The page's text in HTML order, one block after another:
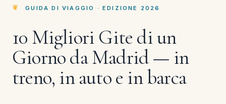
GUIDA DI VIAGGIO · EDIZIONE 2026
10 Migliori Gite di un
Giorno da Madrid — in
treno, in auto e in barca